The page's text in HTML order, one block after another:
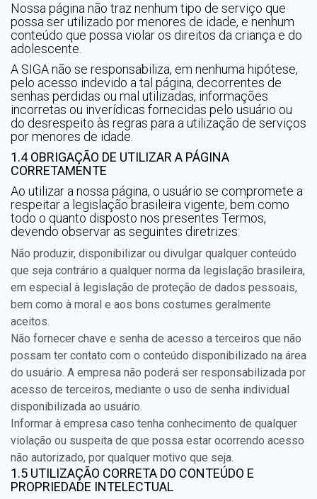
Nossa página não traz nenhum tipo de serviço que
possa ser utilizado por menores de idade, e nenhum
conteúdo que possa violar os direitos da criança e do
adolescente.
A SIGA não se responsabiliza, em nenhuma hipótese,
pelo acesso indevido a tal página, decorrentes de
senhas perdidas ou mal utilizadas, informações
incorretas ou inverídicas fornecidas pelo usuário ou
do desrespeito às regras para a utilização de serviços
por menores de idade.
1.4 OBRIGAÇÃO DE UTILIZAR A PÁGINA
CORRETAMENTE
Ao utilizar a nossa página, o usuário se compromete a
respeitar a legislação brasileira vigente, bem como
todo o quanto disposto nos presentes Termos,
devendo observar as seguintes diretrizes:
Não produzir, disponibilizar ou divulgar qualquer conteúdo
que seja contrário a qualquer norma da legislação brasileira,
em especial à legislação de proteção de dados pessoais,
bem como à moral e aos bons costumes geralmente
aceitos.
Não fornecer chave e senha de acesso a terceiros que não
possam ter contato com o conteúdo disponibilizado na área
do usuário. A empresa não poderá ser responsabilizada por
acesso de terceiros, mediante o uso de senha individual
disponibilizada ao usuário.
Informar à empresa caso tenha conhecimento de qualquer
violação ou suspeita de que possa estar ocorrendo acesso
não autorizado, por qualquer motivo que seja.
1.5 UTILIZAÇÃO CORRETA DO CONTEÚDO E
PROPRIEDADE INTELECTUAL